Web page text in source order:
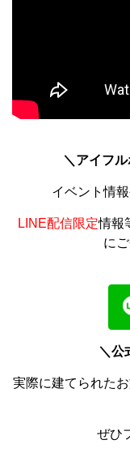
＼アイフ
イベント情
LINE配信限定情報
に
＼公
実際に建てられた
ぜひ